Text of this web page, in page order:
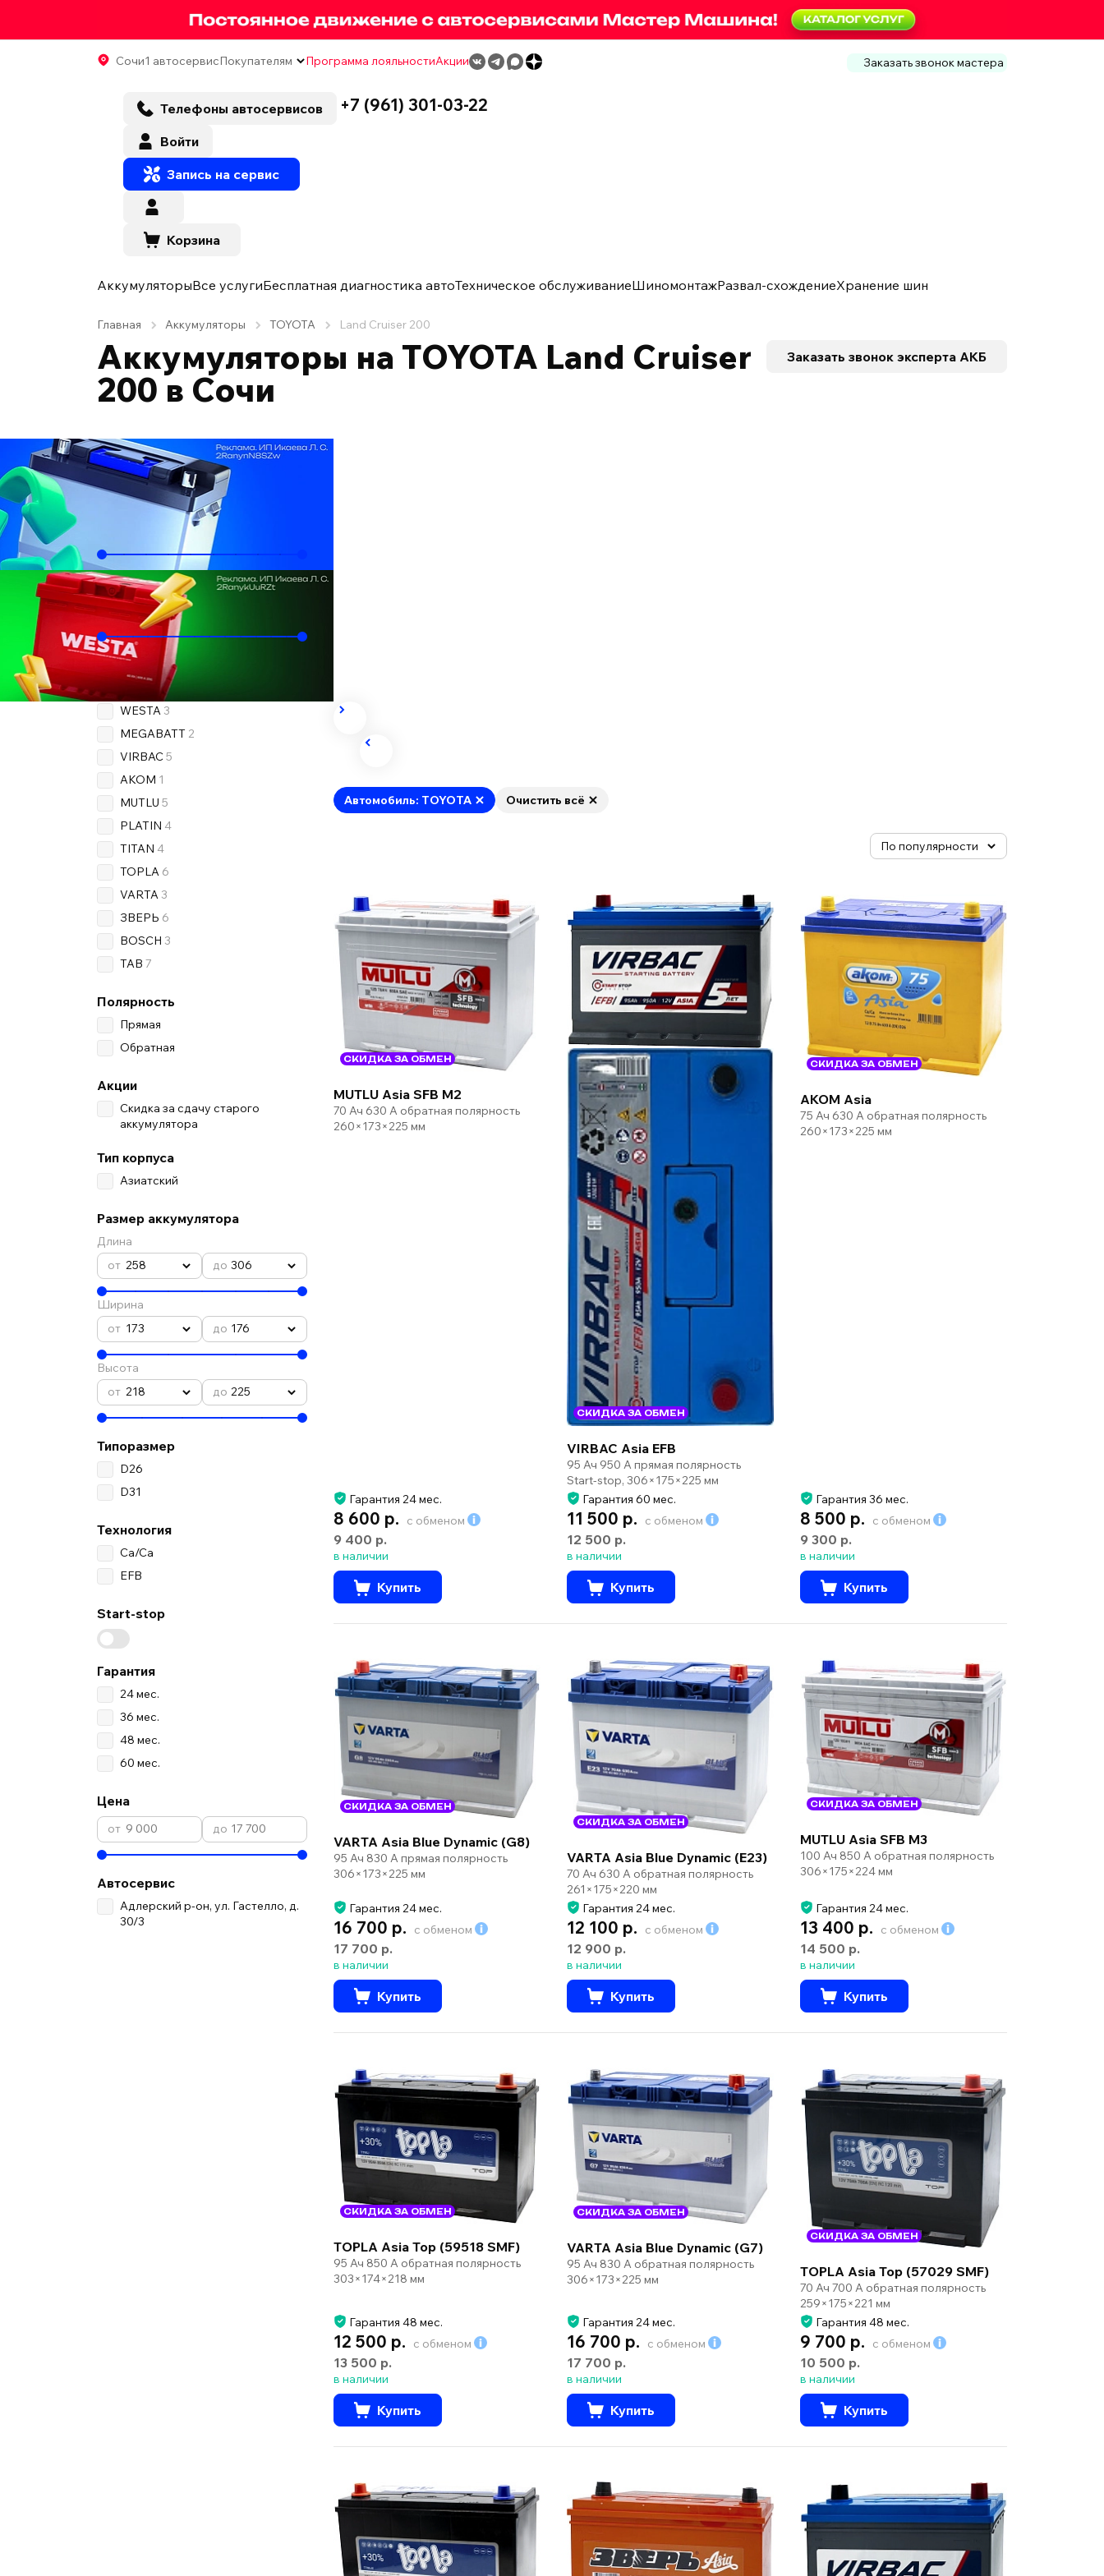
Сочи1 автосервисПокупателям Программа лояльностиАкции Заказать звонок мастера
Телефоны автосервисов +7 (961) 301-03-22
Войти
Запись на сервис
Корзина
АккумуляторыВсе услугиБесплатная диагностика автоТехническое обслуживаниеШиномонтажРазвал-схождениеХранение шин
Главная Аккумуляторы TOYOTA Land Cruiser 200
Аккумуляторы на TOYOTA Land Cruiser
200 в Сочи
Заказать звонок эксперта АКБ
Подобрать по автомобилю
Ёмкость, Ач
Пусковой ток, А
630
Бренд
OEM1
WESTA 3
MEGABATT 2
VIRBAC 5
AKOM 1
MUTLU 5
PLATIN 4
TITAN 4
TOPLA 6
VARTA 3
ЗВЕРЬ 6
BOSCH 3
TAB 7
Полярность
Прямая
Обратная
Акции
Скидка за сдачу старого
аккумулятора
Тип корпуса
Азиатский
Размер аккумулятора
Длина
258
306
Ширина
173
176
Высота
218
225
Типоразмер
D26
D31
Технология
Ca/Ca
EFB
Start-stop
Гарантия
24 мес.
36 мес.
48 мес.
60 мес.
Цена
Автосервис
Адлерский р-он, ул. Гастелло, д.
30/3
Автомобиль: TOYOTA Очистить всё
СКИДКА ЗА ОБМЕН
MUTLU Asia SFB M2
70 Ач 630 А обратная полярность
260×173×225 мм
Гарантия 24 мес.
8 600 р. с обменом
9 400 р.
в наличии
Купить
СКИДКА ЗА ОБМЕН
VIRBAC Asia EFB
95 Ач 950 А прямая полярность
Start-stop, 306×175×225 мм
Гарантия 60 мес.
11 500 р. с обменом
12 500 р.
в наличии
Купить
СКИДКА ЗА ОБМЕН
AKOM Asia
75 Ач 630 А обратная полярность
260×173×225 мм
Гарантия 36 мес.
8 500 р. с обменом
9 300 р.
в наличии
Купить
СКИДКА ЗА ОБМЕН
VARTA Asia Blue Dynamic (G8)
95 Ач 830 А прямая полярность
306×173×225 мм
Гарантия 24 мес.
16 700 р. с обменом
17 700 р.
в наличии
Купить
СКИДКА ЗА ОБМЕН
VARTA Asia Blue Dynamic (E23)
70 Ач 630 А обратная полярность
261×175×220 мм
Гарантия 24 мес.
12 100 р. с обменом
12 900 р.
в наличии
Купить
СКИДКА ЗА ОБМЕН
MUTLU Asia SFB M3
100 Ач 850 А обратная полярность
306×175×224 мм
Гарантия 24 мес.
13 400 р. с обменом
14 500 р.
в наличии
Купить
СКИДКА ЗА ОБМЕН
TOPLA Asia Top (59518 SMF)
95 Ач 850 А обратная полярность
303×174×218 мм
Гарантия 48 мес.
12 500 р. с обменом
13 500 р.
в наличии
Купить
СКИДКА ЗА ОБМЕН
VARTA Asia Blue Dynamic (G7)
95 Ач 830 А обратная полярность
306×173×225 мм
Гарантия 24 мес.
16 700 р. с обменом
17 700 р.
в наличии
Купить
СКИДКА ЗА ОБМЕН
TOPLA Asia Top (57029 SMF)
70 Ач 700 А обратная полярность
259×175×221 мм
Гарантия 48 мес.
9 700 р. с обменом
10 500 р.
в наличии
Купить